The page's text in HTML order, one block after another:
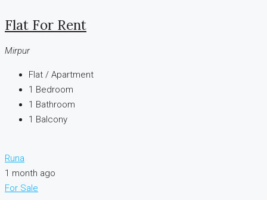
Flat For Rent
Mirpur
Flat / Apartment
1 Bedroom
1 Bathroom
1 Balcony
Runa
1 month ago
For Sale